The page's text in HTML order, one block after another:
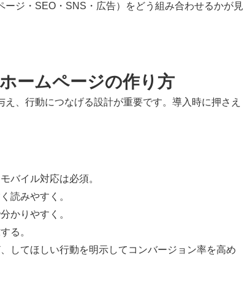
ジ・SEO・SNS・広告）をどう組み合わせるかが見
ームページの作り方
、行動につなげる設計が重要です。導入時に押さえ
バイル対応は必須。
読みやすく。
かりやすく。
る。
してほしい行動を明示してコンバージョン率を高め